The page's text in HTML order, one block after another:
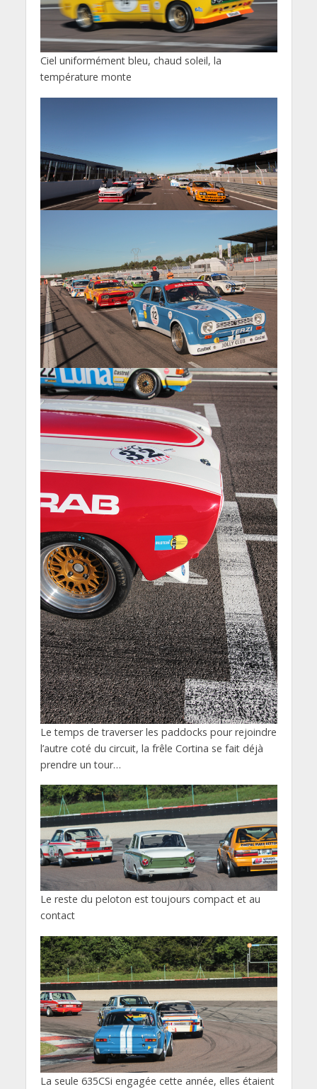
Ciel uniformément bleu, chaud soleil, la
température monte
Le temps de traverser les paddocks pour rejoindre
l’autre coté du circuit, la frêle Cortina se fait déjà
prendre un tour…
Le reste du peloton est toujours compact et au
contact
La seule 635CSi engagée cette année, elles étaient